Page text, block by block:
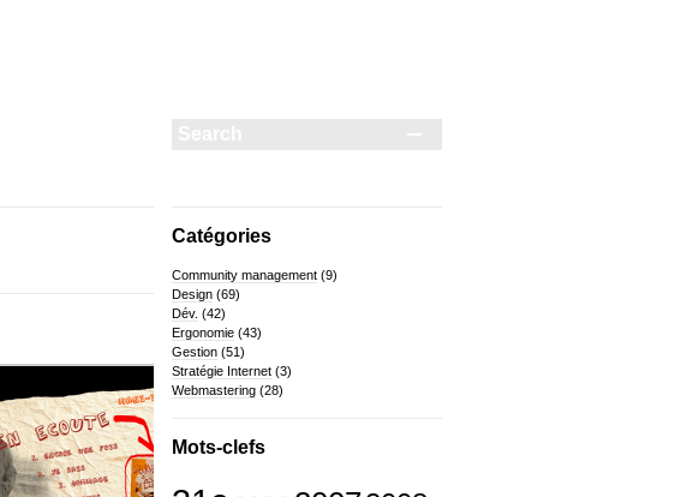
Catégories
Community management(9)
Design(69)
Dév. (42)
Ergonomie(43)
Gestion(51)
Stratégie Internet(3)
Webmastering(28)
Mots-clefs